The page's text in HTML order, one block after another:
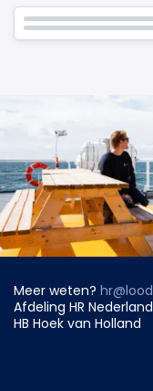
Meer weten?
Afdeling HR
HB Hoek van Holland